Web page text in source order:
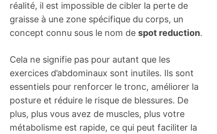
réalité, il est impossible de cibler la perte de
graisse à une zone spécifique du corps, un
concept connu sous le nom de spot reduction.
Cela ne signifie pas pour autant que les
exercices d’abdominaux sont inutiles. Ils sont
essentiels pour renforcer le tronc, améliorer la
posture et réduire le risque de blessures. De
plus, plus vous avez de muscles, plus votre
métabolisme est rapide, ce qui peut faciliter la